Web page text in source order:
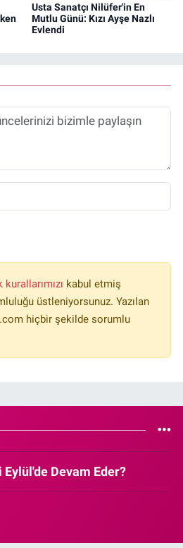
Usta Sanatçı Nilüfer'in En
Mutlu Günü: Kızı Ayşe Nazlı
Evlendi
kabul etmiş
üstleniyorsunuz. Yazılan
hiçbir şekilde sorumlu
Devam Eder?